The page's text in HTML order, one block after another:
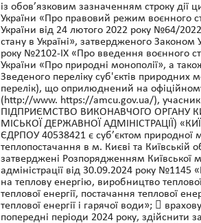
із обов’язковим зазначенням строку
України «Про правовий режим воєнного
України від 24 лютого 2022 року №64/
стану в Україні», затвердженого Законом
року №2102-ІХ «Про введення воєнного
України «Про природні монополії», а
Зведеного переліку суб'єктів природних
перелік), що оприлюднений на
(http://www. https://amcu.gov.ua/),
ПІДПРИЄМСТВО ВИКОНАВЧОГО ОРГАНУ
МІСЬКОЇ ДЕРЖАВНОЇ АДМІНІСТРАЦІЇ)
ЄДРПОУ 40538421 є суб’єктом природної
теплопостачання в м. Києві та Київській
затверджені Розпорядженням Київської
адміністрації від 30.09.2024 року №1145
на теплову енергію, виробництво
теплової енергії, постачання теплової
теплової енергії і гарячої води»; 
попередні періоди 2024 року, здійснити